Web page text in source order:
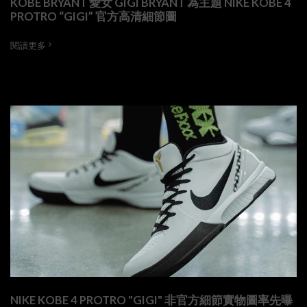
PROTRO “GIGI” 官方高清細節圖
閱讀更多
NIKE KOBE 4 PROTRO "GIGI" 非官方細節實物圖率先曝